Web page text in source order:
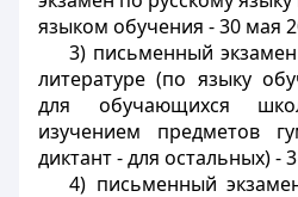
языком обучения - 30 мая
3) письменный
литературе (по языку
для обучающихся
изучением предметов
диктант - для остальных) -
4) письменный